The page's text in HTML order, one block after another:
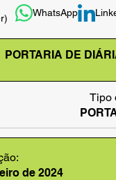
WhatsApp
PORTARIA DE
Tipo
de 2024